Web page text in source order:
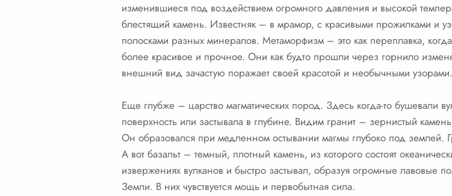
изменившиеся под воздействием огромного давления и высокой
блестящий камень. Известняк – в мрамор, с красивыми прожилками и
полосками разных минералов. Метаморфизм – это как переплавка,
более красивое и прочное. Они как будто прошли через горнило
внешний вид зачастую поражает своей красотой и необычными узорами.
Еще глубже – царство магматических пород. Здесь когда-то бушевали
поверхность или застывала в глубине. Видим гранит – зернистый
Он образовался при медленном остывании магмы глубоко под землей.
А вот базальт – темный, плотный камень, из которого состоят
извержениях вулканов и быстро застывал, образуя огромные лавовые
Земли. В них чувствуется мощь и первобытная сила.